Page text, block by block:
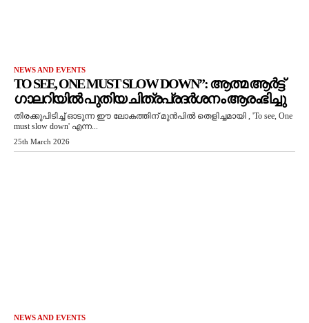
NEWS AND EVENTS
TO SEE, ONE MUST SLOW DOWN”: ആത്മ ആർട്ട്
ഗാലറിയിൽ പുതിയ ചിത്രപ്രദർശനം ആരംഭിച്ചു
തിരക്കുപിടിച്ച് ഓടുന്ന ഈ ലോകത്തിന് മുൻപിൽ തെളിച്ചമായി , 'To see, One
must slow down' എന്ന...
25th March 2026
NEWS AND EVENTS